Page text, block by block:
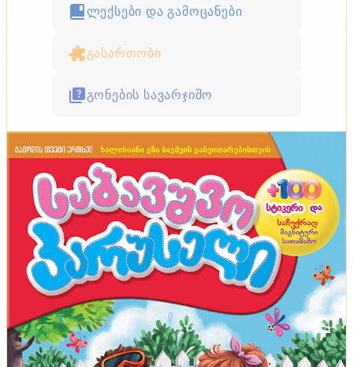
ლექსები და გამოცანები
გასართობი
გონების სავარჯიშო